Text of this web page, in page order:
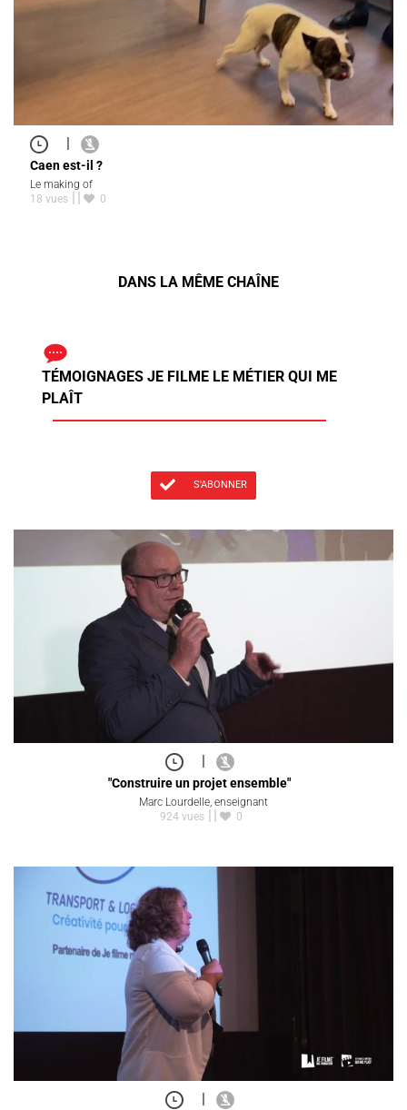
|
Caen est-il ?
Le making of
18 vues
0
DANS LA MÊME CHAÎNE
TÉMOIGNAGES JE FILME LE MÉTIER QUI ME
PLAÎT
S'ABONNER
"Construire un projet ensemble"
Marc Lourdelle, enseignant
924 vues
0
|